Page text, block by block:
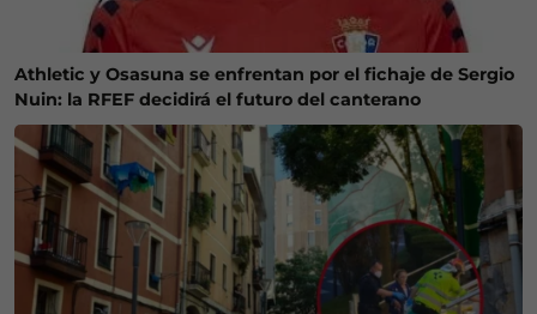
Athletic y Osasuna se enfrentan por el fichaje de Sergio
Nuin: la RFEF decidirá el futuro del canterano